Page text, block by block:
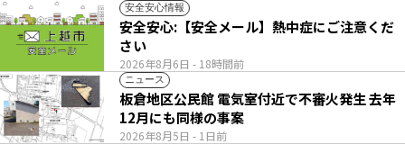
安全安心情報
2026年8月6日 - 18時間前
安全安心:【安全メール】熱中症にご注意くだ
さい
ニュース
2026年8月5日 - 1日前
板倉地区公民館 電気室付近で不審火発生 去年
12月にも同様の事案